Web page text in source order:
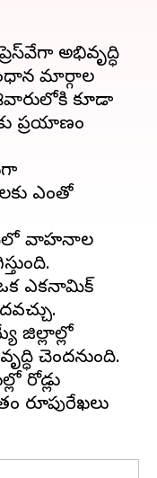
అభివృద్ధి
మార్గాల
కూడా
ప్రయాణం
ఎంతో
వాహనాల
ఒక ఎకనామిక్‌
జిల్లాల్లో
చెందనుంది.
రోడ్లు
రూపురేఖలు